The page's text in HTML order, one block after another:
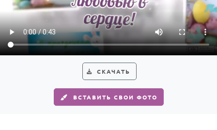
СКАЧАТЬ
ВСТАВИТЬ СВОИ ФОТО